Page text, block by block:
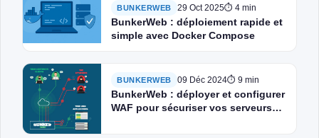
BUNKERWEB 29 Oct 2025⏱ 4 min
BunkerWeb : déploiement rapide et
simple avec Docker Compose
BUNKERWEB 09 Déc 2024⏱ 9 min
BunkerWeb : déployer et configurer
WAF pour sécuriser vos serveurs